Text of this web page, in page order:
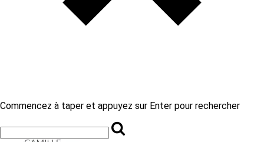
Commencez à taper et appuyez sur Enter pour rechercher